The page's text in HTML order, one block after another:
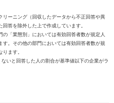
ーニング（回収したデータから不正回答や異
答を除外した上で作成しています。
「業態別」においては有効回答者数が規定人
。その他の部門においては有効回答者数が規
ます。
いと回答した人の割合が基準値以下の企業がラ